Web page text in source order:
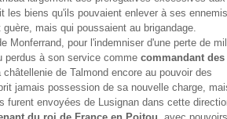
les biens qu'ils pouvaient enlever à ses
mais qui poussaient au brigandage.
Monferrand, pour l'indemniser d'une perte de
perdus à son service comme commandant des
de Talmond encore au pouvoir des
jamais possession de sa nouvelle charge,
furent envoyées de Lusignan dans cette